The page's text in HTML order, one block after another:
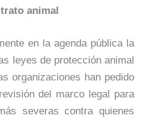
animal
en la agenda pública la
leyes de protección animal
organizaciones han pedido
del marco legal para
severas contra quienes